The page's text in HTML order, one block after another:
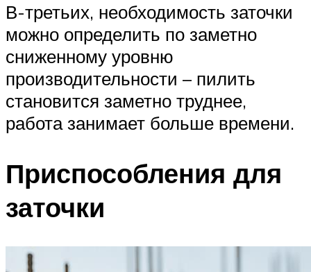
В-третьих, необходимость заточки
можно определить по заметно
сниженному уровню
производительности – пилить
становится заметно труднее,
работа занимает больше времени.
Приспособления для
заточки